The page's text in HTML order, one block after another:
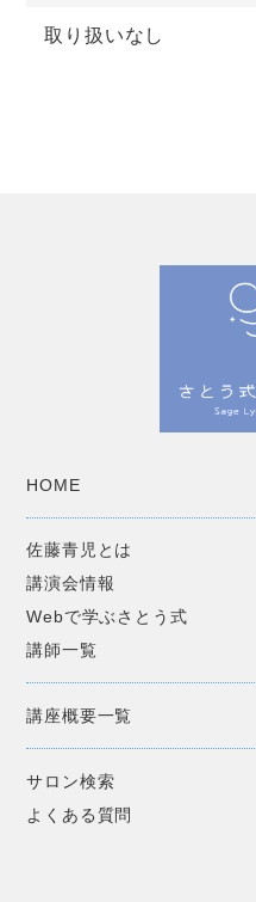
取り扱いなし
HOME
佐藤青児とは
講演会情報
Webで学ぶさとう式
講師一覧
講座概要一覧
サロン検索
よくある質問